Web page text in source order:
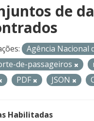
de
Agência Nacional
de-passageiros
PDF JSON
Habilitadas